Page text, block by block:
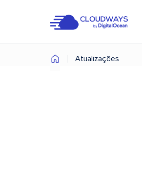
Atualizações